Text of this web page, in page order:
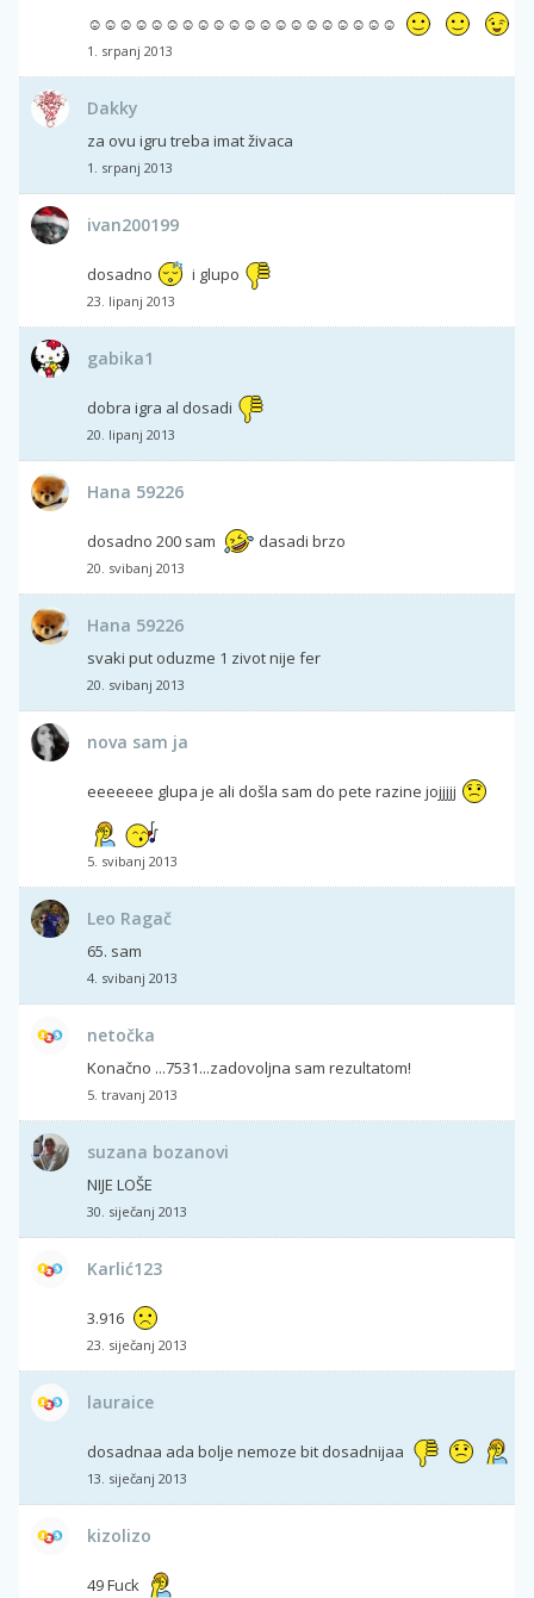
☺☺☺☺☺☺☺☺☺☺☺☺☺☺☺☺☺☺☺☺
1. srpanj 2013
Dakky
za ovu igru treba imat živaca
1. srpanj 2013
ivan200199
dosadno i glupo
23. lipanj 2013
gabika1
dobra igra al dosadi
20. lipanj 2013
Hana 59226
dosadno 200 sam dasadi brzo
20. svibanj 2013
Hana 59226
svaki put oduzme 1 zivot nije fer
20. svibanj 2013
nova sam ja
eeeeeee glupa je ali došla sam do pete razine jojjjjj
5. svibanj 2013
Leo Ragač
65. sam
4. svibanj 2013
netočka
Konačno ...7531...zadovoljna sam rezultatom!
5. travanj 2013
suzana bozanovi
NIJE LOŠE
30. siječanj 2013
Karlić123
3.916
23. siječanj 2013
lauraice
dosadnaa ada bolje nemoze bit dosadnijaa
13. siječanj 2013
kizolizo
49 Fuck